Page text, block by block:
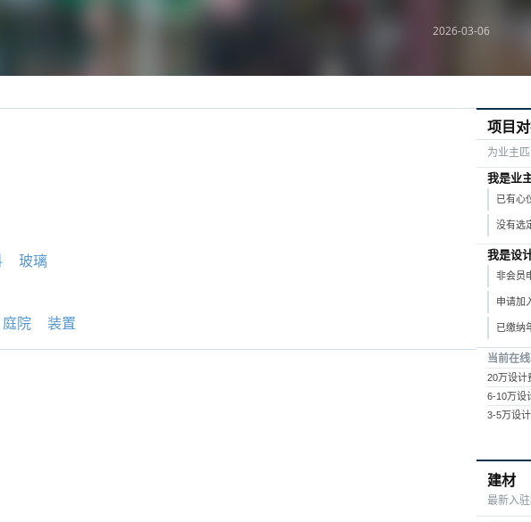
2026-03-06
玻璃
庭院 装置
项目
为业主
我是业
已有心
没有选
我是设
非会员
申请加
已缴纳
当前在线
20万设计
6-10万设
3-5万设
建材
最新入